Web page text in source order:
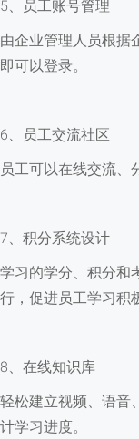
5、员工账号管理
由企业管理人员根据
即可以登录。
6、员工交流社区
员工可以在线交流、
7、积分系统设计
学习的学分、积分和
行，促进员工学习积
8、在线知识库
轻松建立视频、语音
计学习进度。